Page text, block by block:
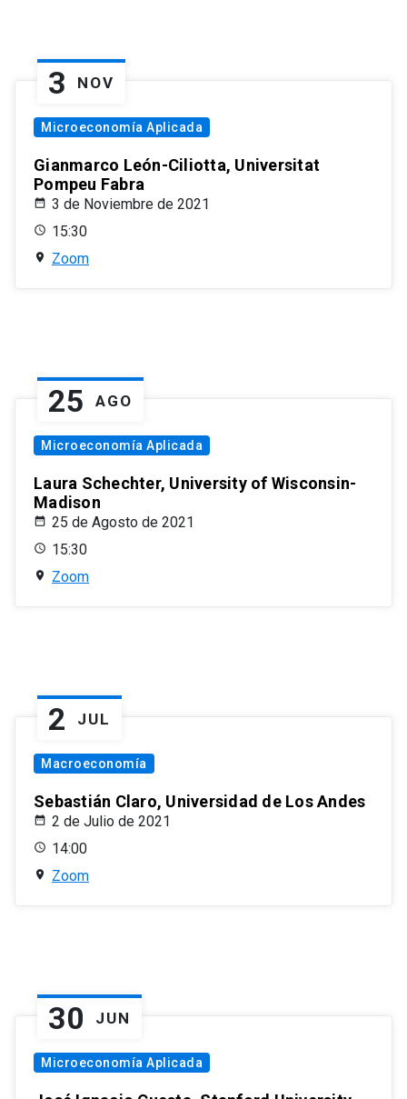
3 NOV
Microeconomía Aplicada
Gianmarco León-Ciliotta, Universitat
Pompeu Fabra
3 de Noviembre de 2021
15:30
Zoom
25 AGO
Microeconomía Aplicada
Laura Schechter, University of Wisconsin-
Madison
25 de Agosto de 2021
15:30
Zoom
2 JUL
Macroeconomía
Sebastián Claro, Universidad de Los Andes
2 de Julio de 2021
14:00
Zoom
30 JUN
Microeconomía Aplicada